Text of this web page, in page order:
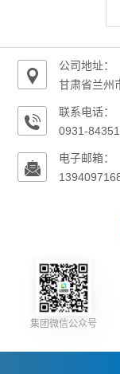
公司地址：
甘肃省兰州
联系电话：
0931-
电子邮箱：
集团微信公众号